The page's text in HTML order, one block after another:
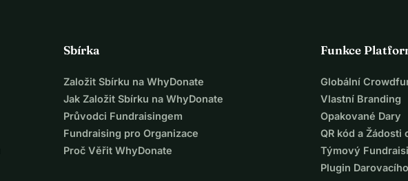
Sbírka
Založit Sbírku na WhyDonate
Jak Založit Sbírku na WhyDonate
Průvodci Fundraisingem
Fundraising pro Organizace
Proč Věřit WhyDonate
Funkce
Globální
Vlastní Branding
Opakované Dary
QR kód a Žádosti
Týmový
Plugin